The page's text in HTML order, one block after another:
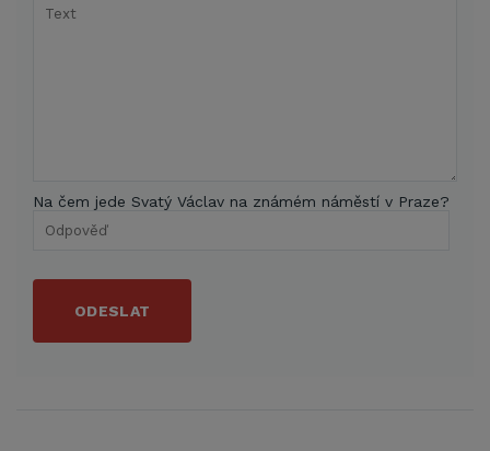
Na čem jede Svatý Václav na známém náměstí v Praze?
ODESLAT